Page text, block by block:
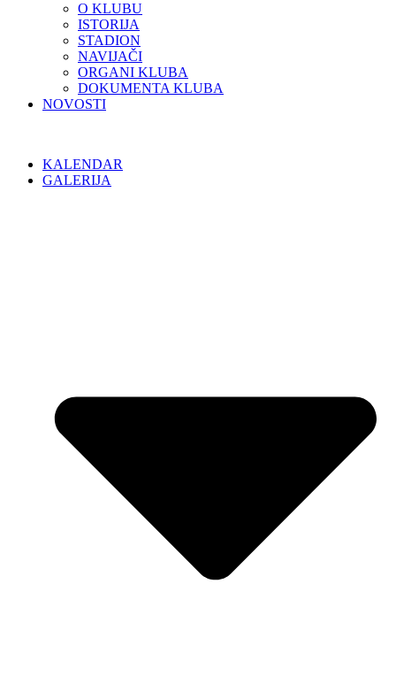
O KLUBU
ISTORIJA
STADION
NAVIJAČI
ORGANI KLUBA
DOKUMENTA KLUBA
NOVOSTI
KALENDAR
GALERIJA